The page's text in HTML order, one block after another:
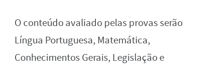
O conteúdo avaliado pelas provas serão
Língua Portuguesa, Matemática,
Conhecimentos Gerais, Legislação e